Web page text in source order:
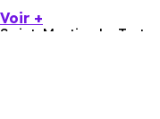
Saint-Martin-du-
Voir +